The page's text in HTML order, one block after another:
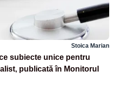
Stoica Marian
subiecte unice pentru
publicată în Monitorul